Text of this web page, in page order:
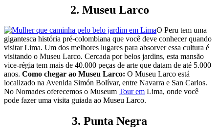
2. Museu Larco
O Peru tem uma
gigantesca história pré-colombiana que você deve conhecer quando
visitar Lima. Um dos melhores lugares para absorver essa cultura é
visitando o Museu Larco. Cercada por belos jardins, esta mansão
vice-régia tem mais de 40.000 peças de arte que datam de até 5.000
anos. Como chegar ao Museu Larco: O Museu Larco está
localizado na Avenida Simón Bolívar, entre Navarra e San Carlos.
No Nomades oferecemos o Museum Tour em Lima, onde você
pode fazer uma visita guiada ao Museu Larco.
3. Punta Negra